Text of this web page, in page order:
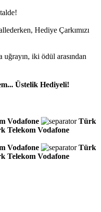
Hediye Çarkımızı
iki ödül arasından
Üstelik Hediyeli!
Vodafone
Türk
Telekom Vodafone
Vodafone
Türk
Telekom Vodafone